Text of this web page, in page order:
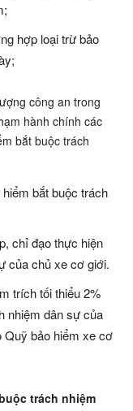
hợp loại trừ bảo
công an trong
hành chính các
bắt buộc trách
bắt buộc trách
chỉ đạo thực hiện
của chủ xe cơ giới.
trích tối thiểu 2%
nhiệm dân sự của
Quỹ bảo hiểm xe cơ
trách nhiệm